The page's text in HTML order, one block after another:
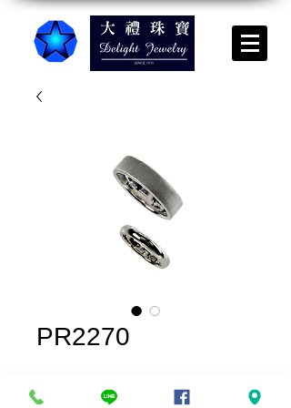
PR2270
實品上架*請來電諮詢